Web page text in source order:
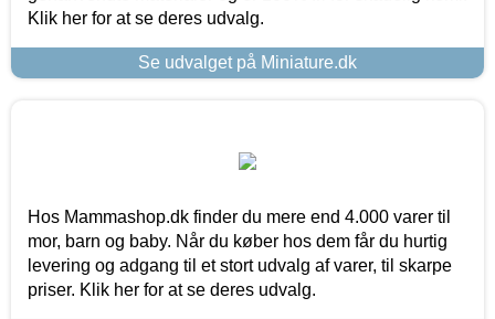
Klik her for at se deres udvalg.
Se udvalget på Miniature.dk
Hos Mammashop.dk finder du mere end 4.000 varer til
mor, barn og baby. Når du køber hos dem får du hurtig
levering og adgang til et stort udvalg af varer, til skarpe
priser. Klik her for at se deres udvalg.